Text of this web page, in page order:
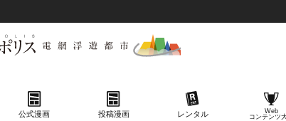
公式漫画 投稿漫画 レンタル
Web
コンテンツ